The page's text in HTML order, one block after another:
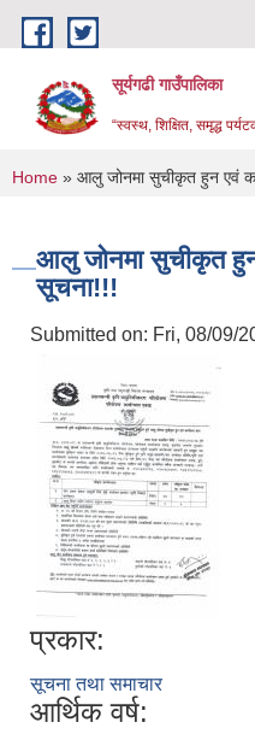
Skip to main content
सूर्यगढी गाउँपालिका
“स्वस्थ, शिक्षित, समृद्ध
You are here
Home » आलु जोनमा सुचीकृत हुन एवं
आलु जोनमा सुचीकृत हुन
सूचना!!!
Submitted on: Fri, 08/09/
प्रकार:
सूचना तथा समाचार
आर्थिक वर्ष: